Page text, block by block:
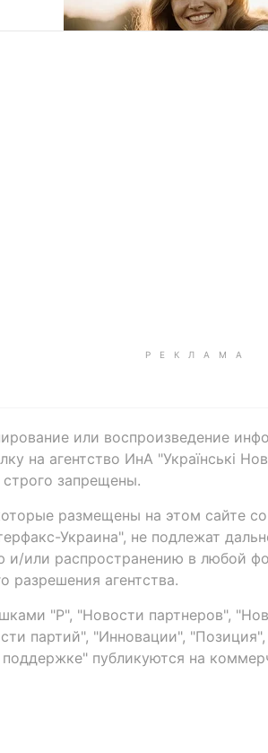
или воспроизведение
на агентство ИнА "Українські
запрещены.
размещены на этом сайте
Украина", не подлежат
и/или распространению в любой
разрешения агентства.
"Р", "Новости партнеров",
партий", "Инновации", "Позиция",
публикуются на